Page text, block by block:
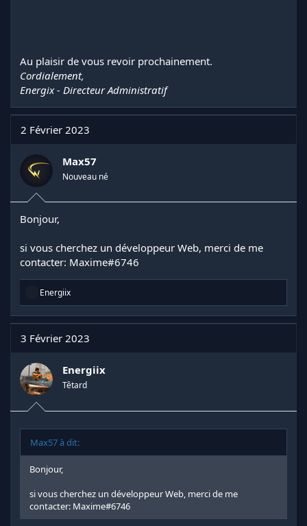
Au plaisir de vous revoir prochainement.
Cordialement,
Energix - Directeur Administratif
2 Février 2023
Max57
Nouveau né
Bonjour,
si vous cherchez un développeur Web, merci de me
contacter: Maxime#6746
R
a
c
t
i
n
s
:
Energiix
3 Février 2023
Energiix
Têtard
Max57 à dit:
Bonjour,
si vous cherchez un développeur Web, merci de me
contacter: Maxime#6746